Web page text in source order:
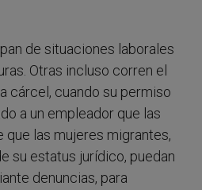
de situaciones laborales
Otras incluso corren el
cárcel, cuando su permiso
a un empleador que las
que las mujeres migrantes,
su estatus jurídico, puedan
denuncias, para